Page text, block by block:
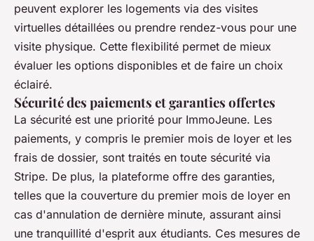
peuvent explorer les logements via des visites
virtuelles détaillées ou prendre rendez-vous pour une
visite physique. Cette flexibilité permet de mieux
évaluer les options disponibles et de faire un choix
éclairé.
Sécurité des paiements et garanties offertes
La sécurité est une priorité pour ImmoJeune. Les
paiements, y compris le premier mois de loyer et les
frais de dossier, sont traités en toute sécurité via
Stripe. De plus, la plateforme offre des garanties,
telles que la couverture du premier mois de loyer en
cas d'annulation de dernière minute, assurant ainsi
une tranquillité d'esprit aux étudiants. Ces mesures de